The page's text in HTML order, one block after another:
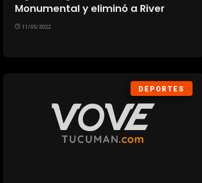
Monumental y eliminó a River
11/05/2022
DEPORTES